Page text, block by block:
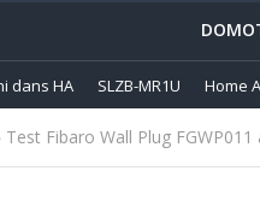
dans HA SLZB-MR1U Home
Test Fibaro Wall Plug